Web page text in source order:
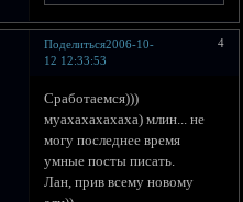
Поделиться 4
2006-10-
12 12:33:53
Сработаемся)))
муахахахахаха) млин... не
могу последнее время
умные посты писать.
Лан, прив всему новому